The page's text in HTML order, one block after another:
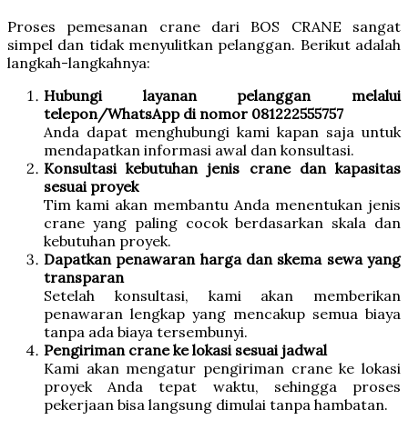
Proses pemesanan crane dari BOS CRANE sangat
simpel dan tidak menyulitkan pelanggan. Berikut adalah
langkah-langkahnya:
Hubungi layanan pelanggan melalui
telepon/WhatsApp di nomor 081222555757
Anda dapat menghubungi kami kapan saja untuk
mendapatkan informasi awal dan konsultasi.
Konsultasi kebutuhan jenis crane dan kapasitas
sesuai proyek
Tim kami akan membantu Anda menentukan jenis
crane yang paling cocok berdasarkan skala dan
kebutuhan proyek.
Dapatkan penawaran harga dan skema sewa yang
transparan
Setelah konsultasi, kami akan memberikan
penawaran lengkap yang mencakup semua biaya
tanpa ada biaya tersembunyi.
Pengiriman crane ke lokasi sesuai jadwal
Kami akan mengatur pengiriman crane ke lokasi
proyek Anda tepat waktu, sehingga proses
pekerjaan bisa langsung dimulai tanpa hambatan.